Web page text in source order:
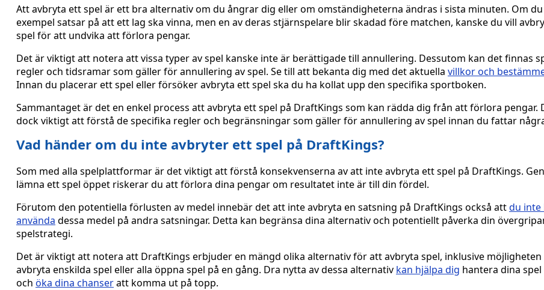
Att avbryta ett spel är ett bra alternativ om du ångrar dig eller om omständigheterna ändras i sista minuten. Om
exempel satsar på att ett lag ska vinna, men en av deras stjärnspelare blir skadad före matchen, kanske du vill
spel för att undvika att förlora pengar.
Det är viktigt att notera att vissa typer av spel kanske inte är berättigade till annullering. Dessutom kan det finnas
regler och tidsramar som gäller för annullering av spel. Se till att bekanta dig med det aktuella villkor och
Innan du placerar ett spel eller försöker avbryta ett spel ska du ha kollat upp den specifika sportboken.
Sammantaget är det en enkel process att avbryta ett spel på DraftKings som kan rädda dig från att förlora pengar.
dock viktigt att förstå de specifika regler och begränsningar som gäller för annullering av spel innan du fattar
Vad händer om du inte avbryter ett spel på DraftKings?
Som med alla spelplattformar är det viktigt att förstå konsekvenserna av att inte avbryta ett spel på DraftKings.
lämna ett spel öppet riskerar du att förlora dina pengar om resultatet inte är till din fördel.
Förutom den potentiella förlusten av medel innebär det att inte avbryta en satsning på DraftKings också attdu inte
använda dessa medel på andra satsningar. Detta kan begränsa dina alternativ och potentiellt påverka din
spelstrategi.
Det är viktigt att notera att DraftKings erbjuder en mängd olika alternativ för att avbryta spel, inklusive
avbryta enskilda spel eller alla öppna spel på en gång. Dra nytta av dessa alternativ kan hjälpa dig hantera dina
och öka dina chanseratt komma ut på topp.